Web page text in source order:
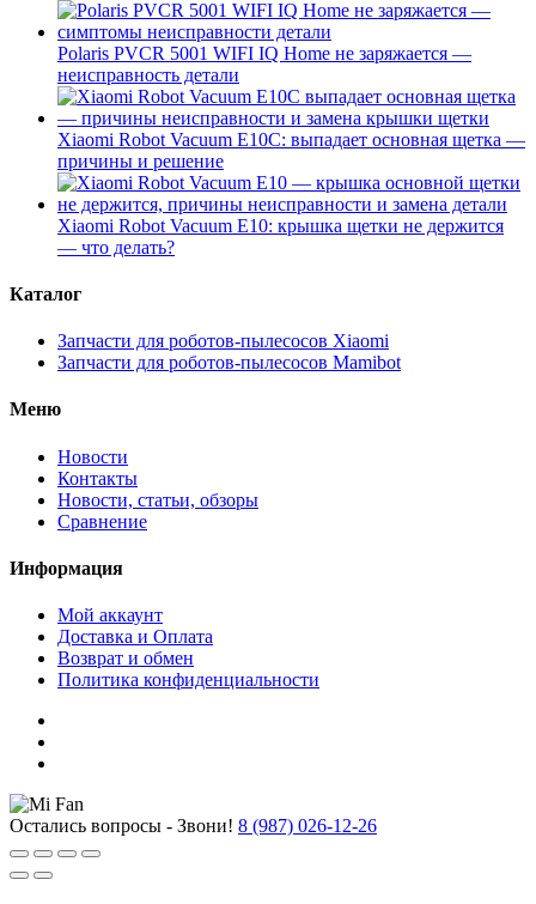
Polaris PVCR 5001 WIFI IQ Home не заряжается —
неисправность детали
Xiaomi Robot Vacuum E10C: выпадает основная щетка —
причины и решение
Xiaomi Robot Vacuum E10: крышка щетки не держится
— что делать?
Каталог
Запчасти для роботов-пылесосов Xiaomi
Запчасти для роботов-пылесосов Mamibot
Меню
Новости
Контакты
Новости, статьи, обзоры
Сравнение
Информация
Мой аккаунт
Доставка и Оплата
Возврат и обмен
Политика конфиденциальности
Остались вопросы - Звони! 8 (987) 026-12-26